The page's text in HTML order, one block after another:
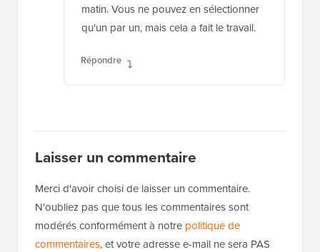
matin. Vous ne pouvez en sélectionner
qu'un par un, mais cela a fait le travail.
Répondre
Laisser un commentaire
Merci d'avoir choisi de laisser un commentaire.
N'oubliez pas que tous les commentaires sont
modérés conformément à notre politique de
commentaires, et votre adresse e-mail ne sera PAS